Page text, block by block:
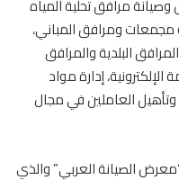
مرافق تحلية المياه
مجمعات ومرافق المباني،
البلدية والمرافق
إدارة مواد
وتأهيل العاملين في مجال
الصيانة العربي” والذي